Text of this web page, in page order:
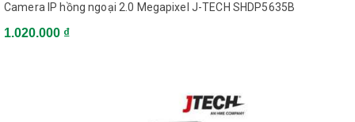
Camera IP hồng ngoại 2.0 Megapixel J-TECH SHDP5635B
1.020.000 ₫